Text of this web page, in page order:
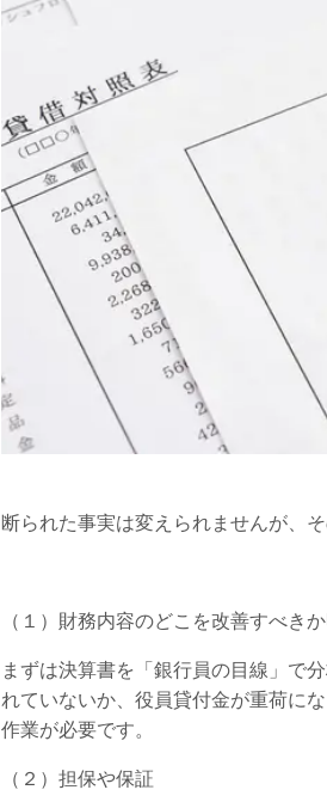
断られた事実は変えられませんが、
（１）財務内容のどこを改善すべき
まずは決算書を「銀行員の目線」で
れていないか、役員貸付金が重荷に
作業が必要です。
（２）担保や保証